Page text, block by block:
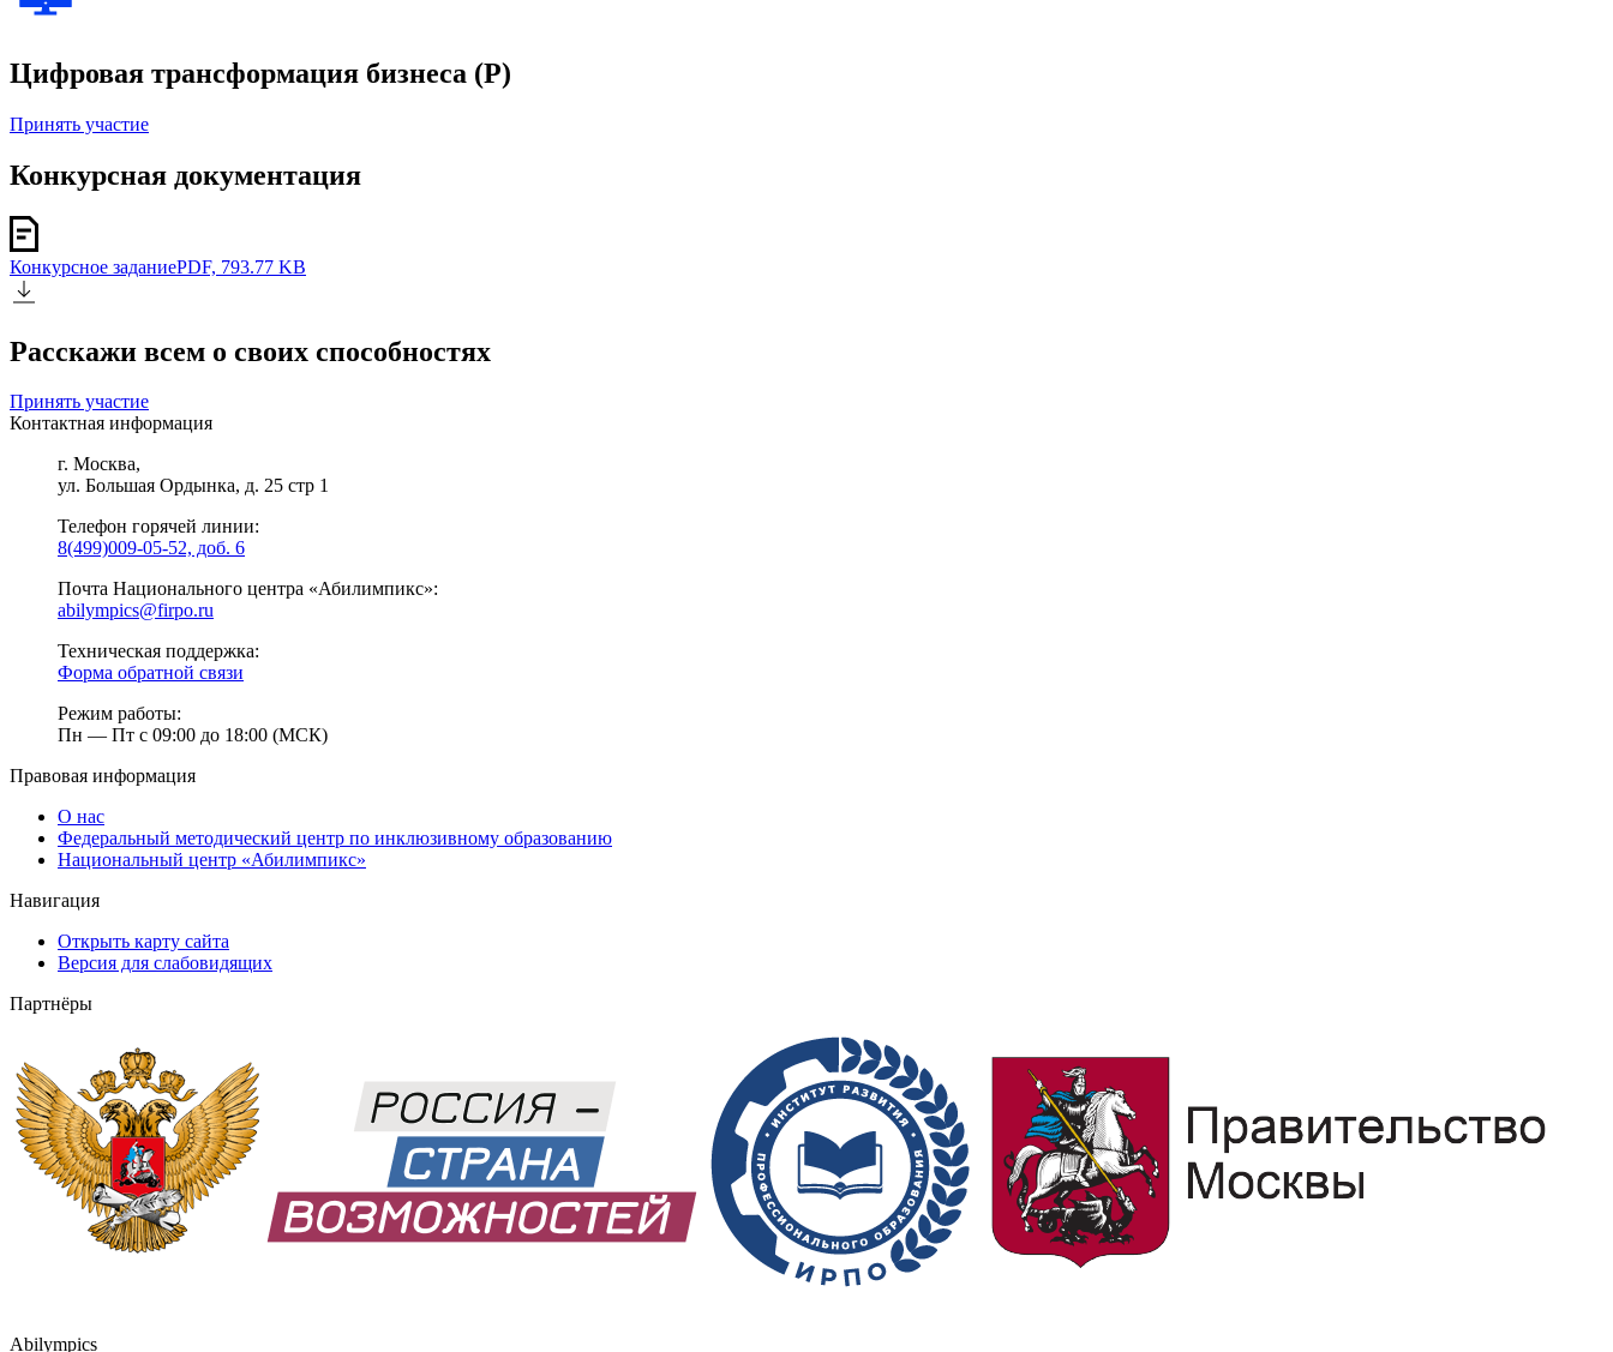
Цифровая трансформация бизнеса (Р)
Принять участие
Конкурсная документация
Конкурсное заданиеPDF, 793.77 KB
Расскажи всем о своих способностях
Принять участие
Контактная информация
г. Москва,
ул. Большая Ордынка, д. 25 стр 1
Телефон горячей линии:
8(499)009-05-52, доб. 6
Почта Национального центра «Абилимпикс»:
abilympics@firpo.ru
Техническая поддержка:
Форма обратной связи
Режим работы:
Пн — Пт с 09:00 до 18:00 (МСК)
Правовая информация
О нас
Федеральный методический центр по инклюзивному образованию
Национальный центр «Абилимпикс»
Навигация
Открыть карту сайта
Версия для слабовидящих
Партнёры
Abilympics